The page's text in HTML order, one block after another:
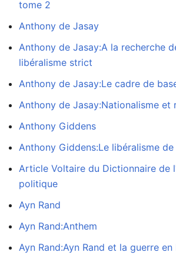
tome 2
Anthony de Jasay
Anthony de Jasay:A la recherche
libéralisme strict
Anthony de Jasay:Le cadre de
Anthony de Jasay:Nationalisme et
Anthony Giddens
Anthony Giddens:Le libéralisme
Article Voltaire du Dictionnaire de
politique
Ayn Rand
Ayn Rand:Anthem
Ayn Rand:Ayn Rand et la guerre en